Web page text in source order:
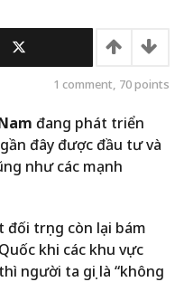
1 comment, 70points
đang phát triển
đây được đầu tư và
như các mạnh
trọng còn lại bám
khi các khu vực
người ta gọi là “không